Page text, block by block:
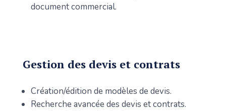
document commercial.
Gestion des devis et contrats
Création/édition de modèles de devis.
Recherche avancée des devis et contrats.